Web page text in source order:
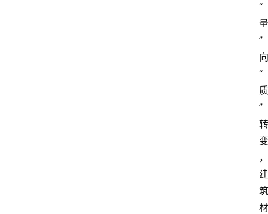
“
量
”
向
“
质
”
转
变
，
建
筑
材